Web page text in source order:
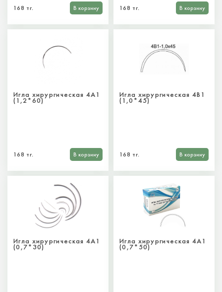
168 тг. В корзину 168 тг. В корзину
Игла хирургическая 4А1
(1,2*60)
168 тг. В корзину
Игла хирургическая 4В1
(1,0*45)
168 тг. В корзину
Игла хирургическая 4А1
(0,7*30)
Игла хирургическая 4А1
(0,7*50)